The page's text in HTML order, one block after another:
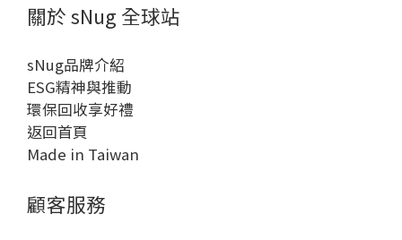
關於 sNug 全球站
sNug品牌介紹
ESG精神與推動
環保回收享好禮
返回首頁
Made in Taiwan
顧客服務